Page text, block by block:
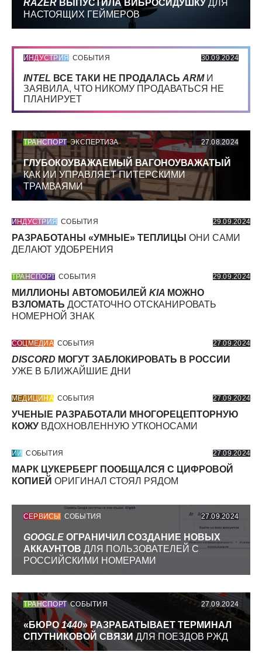
RAZER ВЫПУСТИЛА ВИБРОСИДУШКУ ДЛЯ
НАСТОЯЩИХ ГЕЙМЕРОВ
ИНДУСТРИЯ СОБЫТИЯ 30.09.2024
INTEL ВСЕ ТАКИ НЕ ПРОДАЛАСЬ ARMИ
ЗАЯВИЛА, ЧТО НИКОМУ ПРОДАВАТЬСЯ НЕ
ПЛАНИРУЕТ
ТРАНСПОРТ ЭКСПЕРТИЗА 27.08.2024
ГЛУБОКОУВАЖАЕМЫЙ ВАГОНОУВАЖАТЫЙ
КАК ИИ УПРАВЛЯЕТ ПИТЕРСКИМИ
ТРАМВАЯМИ
ИНДУСТРИЯ СОБЫТИЯ 29.09.2024
РАЗРАБОТАНЫ «УМНЫЕ» ТЕПЛИЦЫ ОНИ САМИ
ДЕЛАЮТ УДОБРЕНИЯ
ТРАНСПОРТ СОБЫТИЯ 29.09.2024
МИЛЛИОНЫ АВТОМОБИЛЕЙ KIA МОЖНО
ВЗЛОМАТЬ ДОСТАТОЧНО ОТСКАНИРОВАТЬ
НОМЕРНОЙ ЗНАК
СОЦМЕДИА СОБЫТИЯ 27.09.2024
DISCORD МОГУТ ЗАБЛОКИРОВАТЬ В РОССИИ
УЖЕ В БЛИЖАЙШИЕ ДНИ
МЕДИЦИНА СОБЫТИЯ 27.09.2024
УЧЕНЫЕ РАЗРАБОТАЛИ МНОГОРЕЦЕПТОРНУЮ
КОЖУ ВДОХНОВЛЕННУЮ УТКОНОСАМИ
ИИ СОБЫТИЯ 27.09.2024
МАРК ЦУКЕРБЕРГ ПООБЩАЛСЯ С ЦИФРОВОЙ
КОПИЕЙ ОРИГИНАЛ СТОЯЛ РЯДОМ
СЕРВИСЫ СОБЫТИЯ 27.09.2024
GOOGLE ОГРАНИЧИЛ СОЗДАНИЕ НОВЫХ
АККАУНТОВ ДЛЯ ПОЛЬЗОВАТЕЛЕЙ С
РОССИЙСКИМИ НОМЕРАМИ
ТРАНСПОРТ СОБЫТИЯ 27.09.2024
«БЮРО1440» РАЗРАБАТЫВАЕТ ТЕРМИНАЛ
СПУТНИКОВОЙ СВЯЗИ ДЛЯ ПОЕЗДОВ РЖД